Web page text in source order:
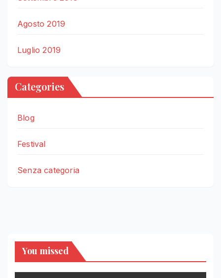
Agosto 2019
Luglio 2019
Categories
Blog
Festival
Senza categoria
You missed